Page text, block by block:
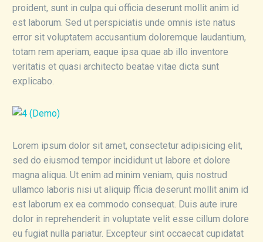
proident, sunt in culpa qui officia deserunt mollit anim id
est laborum. Sed ut perspiciatis unde omnis iste natus
error sit voluptatem accusantium doloremque laudantium,
totam rem aperiam, eaque ipsa quae ab illo inventore
veritatis et quasi architecto beatae vitae dicta sunt
explicabo.
Lorem ipsum dolor sit amet, consectetur adipisicing elit,
sed do eiusmod tempor incididunt ut labore et dolore
magna aliqua. Ut enim ad minim veniam, quis nostrud
ullamco laboris nisi ut aliquip fficia deserunt mollit anim id
est laborum ex ea commodo consequat. Duis aute irure
dolor in reprehenderit in voluptate velit esse cillum dolore
eu fugiat nulla pariatur. Excepteur sint occaecat cupidatat